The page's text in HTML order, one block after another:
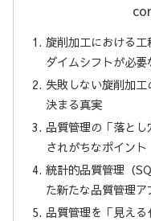
旋削加工における
ダイムシフトが必要
失敗しない旋削加
決まる真実
品質管理の「落と
されがちなポイント
統計的品質管理（
た新たな品質管理ア
品質管理を「見え